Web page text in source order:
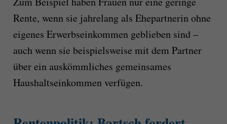
Rente, wenn sie jahrelang als Ehepartnerin ohne
eigenes Erwerbseinkommen geblieben sind –
auch wenn sie beispielsweise mit dem Partner
über ein auskömmliches gemeinsames
Haushaltseinkommen verfügen.